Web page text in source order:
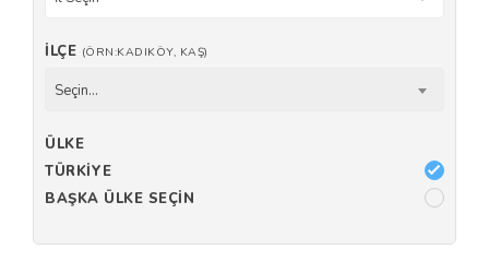
İLÇE (ÖRN:KADIKÖY, KAŞ)
Seçin...
ÜLKE
TÜRKIYE
BAŞKA ÜLKE SEÇIN